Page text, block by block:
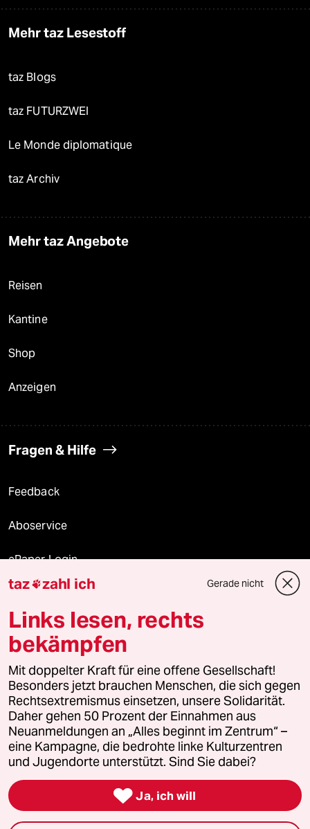
Mehr taz Lesestoff
taz Blogs
taz FUTURZWEI
Le Monde diplomatique
taz Archiv
Mehr taz Angebote
Reisen
Kantine
Shop
Anzeigen
Fragen & Hilfe
Feedback
Aboservice
ePaper Login
Downloads für Abonnierende
© 2026 taz Verlags und Vertriebs GmbH
Alle Rechte vorbehalten. Bei rechtlichen Fragen oder für Genehmigungen
wenden Sie sich bitte an
lizenzen@taz.de
Feedback Redaktionsstatut Kommune-Richtlinien
Leitlinie Informant Datenschutz Impressum AGB
Seitenwende Einwilligungen widerrufen (Ads)
taz zahl ich Gerade nicht
Links lesen, rechts
bekämpfen
Mit doppelter Kraft für eine offene Gesellschaft!
Besonders jetzt brauchen Menschen, die sich gegen
Rechtsextremismus einsetzen, unsere Solidarität.
Daher gehen 50 Prozent der Einnahmen aus
Neuanmeldungen an „Alles beginnt im Zentrum“ –
eine Kampagne, die bedrohte linke Kulturzentren
und Jugendorte unterstützt. Sind Sie dabei?
 Ja, ich will